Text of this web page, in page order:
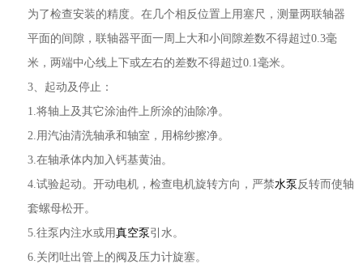
为了检查安装的精度。在几个相反位置上用塞尺，测量两联轴器
平面的间隙，联轴器平面一周上大和小间隙差数不得超过0.3毫
米，两端中心线上下或左右的差数不得超过0.1毫米。
3、起动及停止：
1.将轴上及其它涂油件上所涂的油除净。
2.用汽油清洗轴承和轴室，用棉纱擦净。
3.在轴承体内加入钙基黄油。
4.试验起动。开动电机，检查电机旋转方向，严禁水泵 反转而使轴
套螺母松开。
5.往泵内注水或用真空泵 引水。
6.关闭吐出管上的阀及压力计旋塞。